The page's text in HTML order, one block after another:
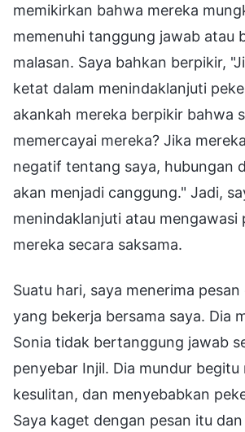
memikirkan bahwa mereka
memenuhi tanggung jawab atau
malasan. Saya bahkan berpikir,
ketat dalam menindaklanjuti
akankah mereka berpikir bahwa
memercayai mereka? Jika
negatif tentang saya, hubungan
akan menjadi canggung." Jadi,
menindaklanjuti atau mengawasi
mereka secara saksama.
Suatu hari, saya menerima pesan
yang bekerja bersama saya. Dia
Sonia tidak bertanggung jawab
penyebar Injil. Dia mundur begitu
kesulitan, dan menyebabkan
Saya kaget dengan pesan itu